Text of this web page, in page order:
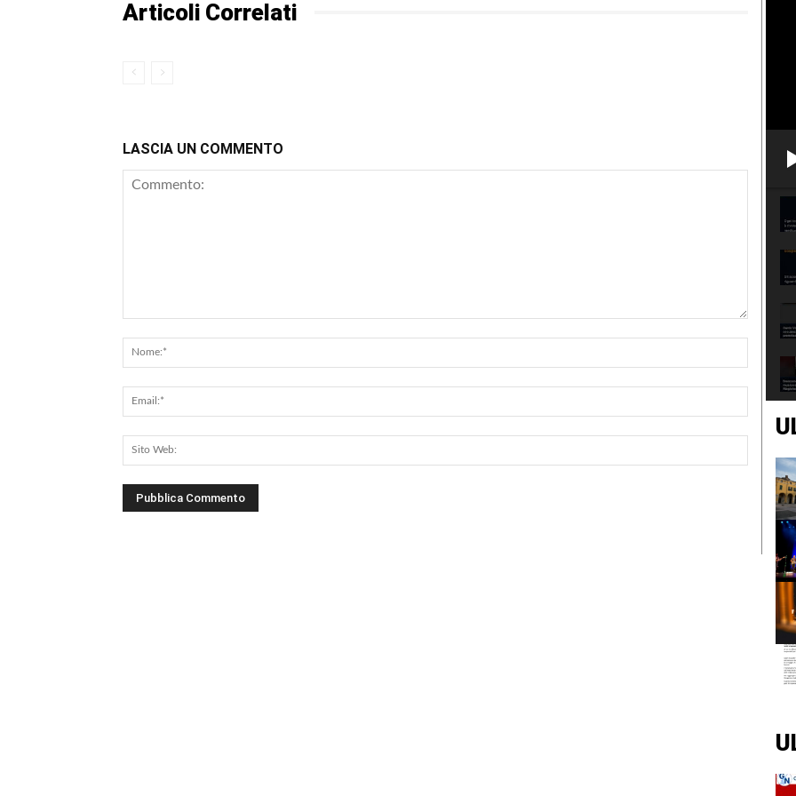
Articoli Correlati
LASCIA UN COMMENTO
Email:*
Web: